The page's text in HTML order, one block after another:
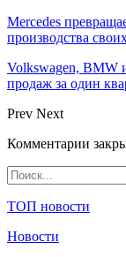
Mercedes
производства
Volkswagen, BMW
продаж за один
Prev Next
Комментарии
ТОП новости
Новости